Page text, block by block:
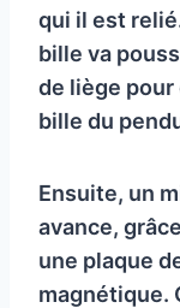
qui il est
bille va
de liège pour
bille du
Ensuite, un
avance,
une plaque
magnétique.